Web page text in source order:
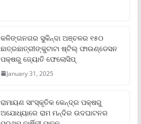
କଳିଙ୍ଗନଗର ସୁକିନ୍ଦା ଅଞ୍ଚଳର ୧୫୦
ଛାତ୍ରଛାତ୍ରୀଙ୍କୁଟାଟା ଷ୍ଟିଲ୍ ଫାଉଣ୍ଡେସନ
ପକ୍ଷରୁ ଜ୍ୟୋତି ଫେଲୋସିପ୍‌
January 31, 2025
ରାମାୟଣ ସାଂସ୍କୃତିକ କେନ୍ଦ୍ର ପକ୍ଷରୁ
ଅଯୋଧ୍ୟାରେ ରାମ ମନ୍ଦିର ଉଦଘାଟନର